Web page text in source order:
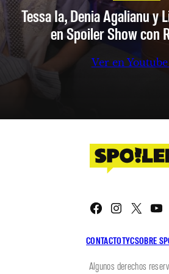
Tessa Ia, Denia Agalianu y
en Spoiler Show con
Ver en Youtube
CONTACTOTYCSOBRE
Facebook
X
Algunos derechos